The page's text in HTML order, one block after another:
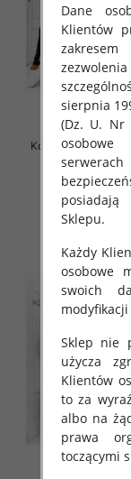
Komplet damskie
Mix Kolor
55.00
Dane
Klientów
sierpnia
(Dz. U. Nr
Sklepu.
Każdy
osobowe
swoich
Sklep nie
użycza
Klientów
to za
albo na
prawa
toczącymi